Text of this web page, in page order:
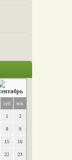
суб вск
1 2
8 9
15 16
22 23